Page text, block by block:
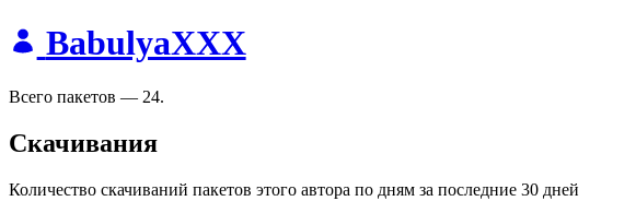
BabulyaXXX
Всего пакетов — 24.
Скачивания
Количество скачиваний пакетов этого автора по дням за последние 30 дней